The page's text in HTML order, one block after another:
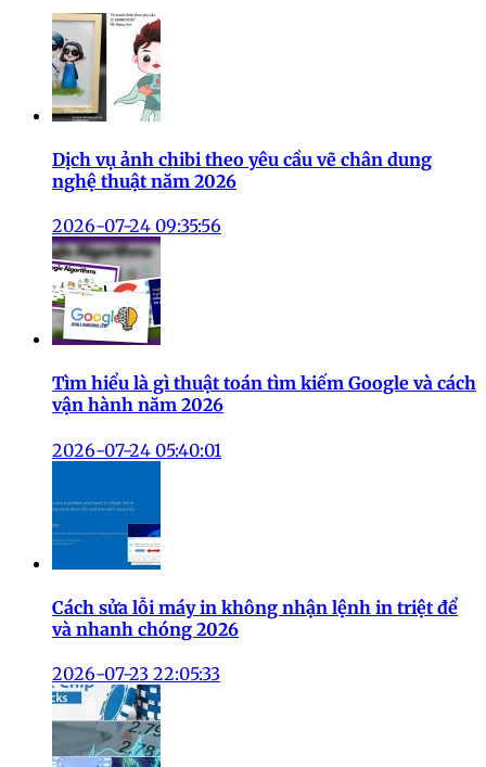
Dịch vụ ảnh chibi theo yêu cầu vẽ chân dung
nghệ thuật năm 2026
2026-07-24 09:35:56
Tìm hiểu là gì thuật toán tìm kiếm Google và cách
vận hành năm 2026
2026-07-24 05:40:01
Cách sửa lỗi máy in không nhận lệnh in triệt để
và nhanh chóng 2026
2026-07-23 22:05:33